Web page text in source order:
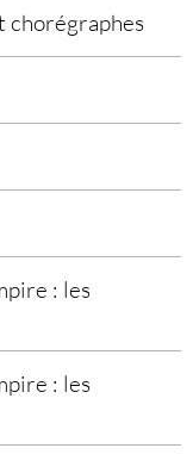
chorégraphes
: les
: les